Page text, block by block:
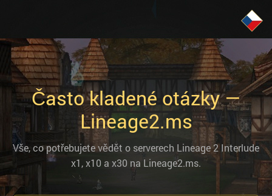
Často kladené otázky —
Lineage2.ms
Vše, co potřebujete vědět o serverech Lineage 2 Interlude
x1, x10 a x30 na Lineage2.ms.